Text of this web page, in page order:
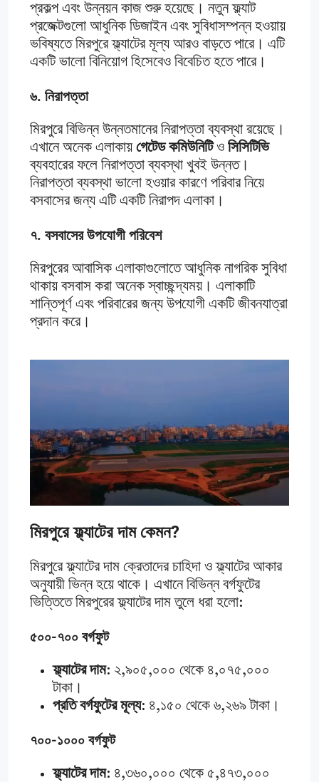
প্রকল্প এবং উন্নয়ন কাজ শুরু হয়েছে। নতুন ফ্ল্যাট
প্রজেক্টগুলো আধুনিক ডিজাইন এবং সুবিধাসম্পন্ন হওয়ায়
ভবিষ্যতে মিরপুরে ফ্ল্যাটের মূল্য আরও বাড়তে পারে। এটি
একটি ভালো বিনিয়োগ হিসেবেও বিবেচিত হতে পারে।
৬. নিরাপত্তা
মিরপুরে বিভিন্ন উন্নতমানের নিরাপত্তা ব্যবস্থা রয়েছে।
এখানে অনেক এলাকায় গেটেড কমিউনিটিও সিসিটিভি
ব্যবহারের ফলে নিরাপত্তা ব্যবস্থা খুবই উন্নত।
নিরাপত্তা ব্যবস্থা ভালো হওয়ার কারণে পরিবার নিয়ে
বসবাসের জন্য এটি একটি নিরাপদ এলাকা।
৭. বসবাসের উপযোগী পরিবেশ
মিরপুরের আবাসিক এলাকাগুলোতে আধুনিক নাগরিক সুবিধা
থাকায় বসবাস করা অনেক স্বাচ্ছন্দ্যময়। এলাকাটি
শান্তিপূর্ণ এবং পরিবারের জন্য উপযোগী একটি জীবনযাত্রা
প্রদান করে।
মিরপুরে ফ্ল্যাটের দাম কেমন?
মিরপুরে ফ্ল্যাটের দাম ক্রেতাদের চাহিদা ও ফ্ল্যাটের আকার
অনুযায়ী ভিন্ন হয়ে থাকে। এখানে বিভিন্ন বর্গফুটের
ভিত্তিতে মিরপুরের ফ্ল্যাটের দাম তুলে ধরা হলো:
৫০০-৭০০ বর্গফুট
ফ্ল্যাটের দাম: ২,৯০৫,০০০ থেকে ৪,০৭৫,০০০
টাকা।
প্রতি বর্গফুটের মূল্য: ৪,১৫০ থেকে ৬,২৬৯ টাকা।
৭০০-১০০০ বর্গফুট
ফ্ল্যাটের দাম: ৪,৩৬০,০০০ থেকে ৫,৪৭৩,০০০